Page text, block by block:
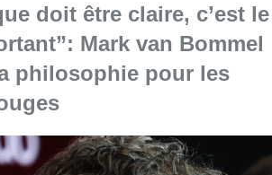
doit être claire, c’est le
Mark van Bommel
philosophie pour les